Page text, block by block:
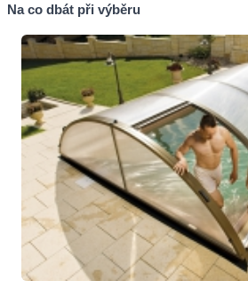
Na co dbát při výběru